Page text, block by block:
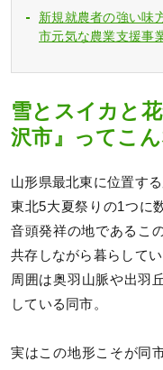
新規就農者の強い味
市元気な農業支援事
雪とスイカと
沢市』ってこ
山形県最北東に位置する
東北5大夏祭りの1つに
音頭発祥の地であるこ
共存しながら暮らしてい
周囲は奥羽山脈や出羽
している同市。
実はこの地形こそが同